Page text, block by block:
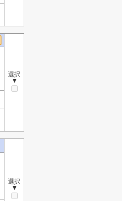
選択
▼
選択
▼